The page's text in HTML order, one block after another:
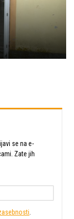
se na e-
Zate jih
.